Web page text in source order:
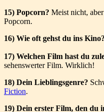
15) Popcorn? Meist nicht,
Popcorn.
16) Wie oft gehst du ins Kino?
17) Welchen Film hast du
sehenswerter Film. Wirklich!
18) Dein Lieblingsgenre?
Fiction.
19) Dein erster Film, den du